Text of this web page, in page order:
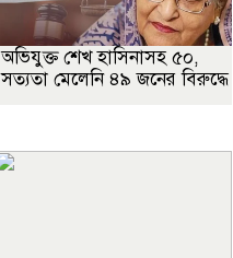
অভিযুক্ত শেখ হাসিনাসহ ৫০,
সত্যতা মেলেনি ৪৯ জনের বিরুদ্ধে